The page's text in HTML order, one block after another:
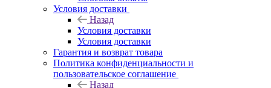
Условия доставки
Назад
Условия доставки
Условия доставки
Гарантия и возврат товара
Политика конфиденциальности и
пользовательское соглашение
Назад